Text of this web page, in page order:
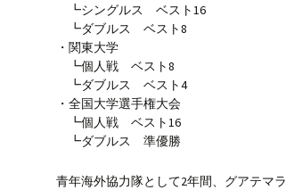
┗シングルス ベスト16
┗ダブルス ベスト8
・関東大学
┗個人戦 ベスト8
┗ダブルス ベスト4
・全国大学選手権大会
┗個人戦 ベスト16
┗ダブルス 準優勝
青年海外協力隊として2年間、グアテマラ